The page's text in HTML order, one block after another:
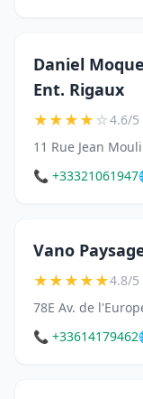
Daniel
Ent. Rigaux
★★★★☆4.6/5
11 Rue Jean
📞 +33321061947
Vano
★★★★★4.8/5
78E Av. de
📞 +33614179462